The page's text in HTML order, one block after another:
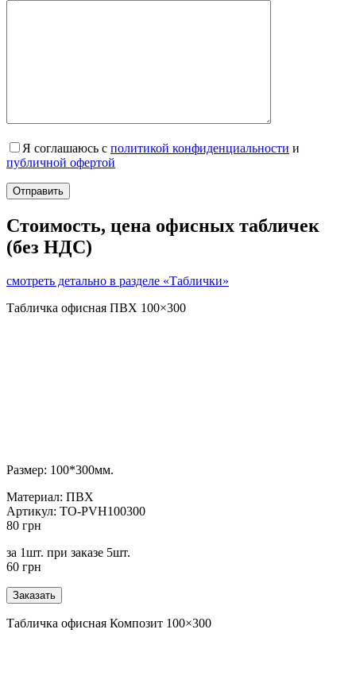
Я соглашаюсь с политикой конфиденциальности и
публичной офертой
Стоимость, цена офисных табличек
(без НДС)
смотреть детально в разделе «Таблички»
Табличка офисная ПВХ 100×300
Размер: 100*300мм.
Материал: ПВХ
Артикул: TO-PVH100300
80 грн
за 1шт. при заказе 5шт.
60 грн
Табличка офисная Композит 100×300